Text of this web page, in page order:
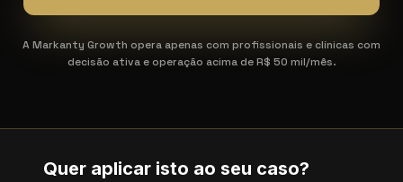
A Markanty Growth opera apenas com profissionais e clínicas com
decisão ativa e operação acima de R$ 50 mil/mês.
Quer aplicar isto ao seu caso?